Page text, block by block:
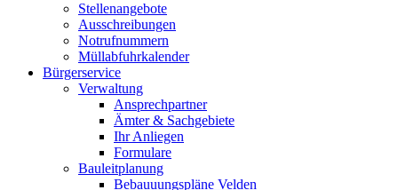
Stellenangebote
Ausschreibungen
Notrufnummern
Müllabfuhrkalender
Bürgerservice
Verwaltung
Ansprechpartner
Ämter & Sachgebiete
Ihr Anliegen
Formulare
Bauleitplanung
Bebauuungspläne Velden